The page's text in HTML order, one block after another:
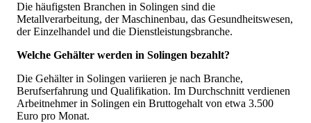
Die häufigsten Branchen in Solingen sind die
Metallverarbeitung, der Maschinenbau, das Gesundheitswesen,
der Einzelhandel und die Dienstleistungsbranche.
Welche Gehälter werden in Solingen bezahlt?
Die Gehälter in Solingen variieren je nach Branche,
Berufserfahrung und Qualifikation. Im Durchschnitt verdienen
Arbeitnehmer in Solingen ein Bruttogehalt von etwa 3.500
Euro pro Monat.